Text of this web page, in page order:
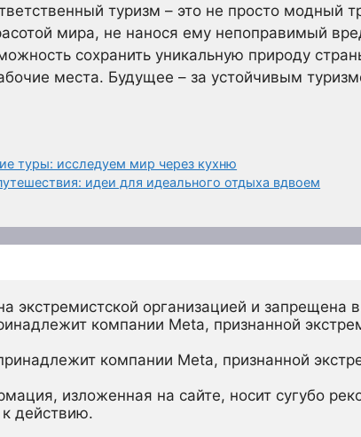
туризм – это не просто модный
мира, не нанося ему непоправимый
сохранить уникальную природу
места. Будущее – за устойчивым
туры: исследуем мир через кухню
идеи для идеального отдыха вдвоем
экстремистской организацией и запрещена
компании Meta, признанной
компании Meta, признанной
изложенная на сайте, носит сугубо
действию.